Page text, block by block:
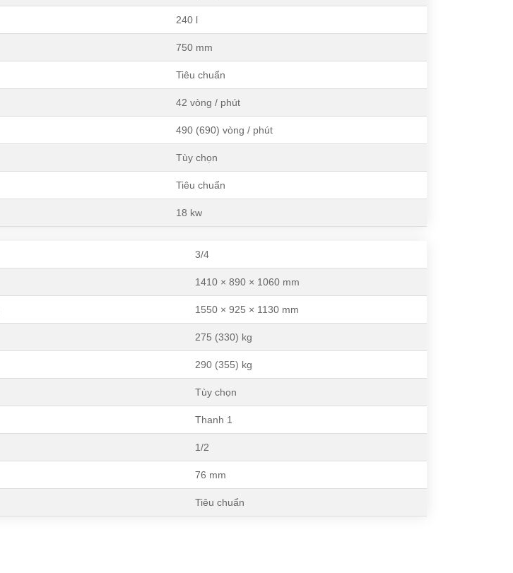
240 l
750 mm
Tiêu chuẩn
42 vòng / phút
490 (690) vòng / phút
Tùy chọn
Tiêu chuẩn
18 kw
3/4
1410 × 890 × 1060 mm
1550 × 925 × 1130 mm
275 (330) kg
290 (355) kg
Tùy chọn
Thanh 1
1/2
76 mm
Tiêu chuẩn